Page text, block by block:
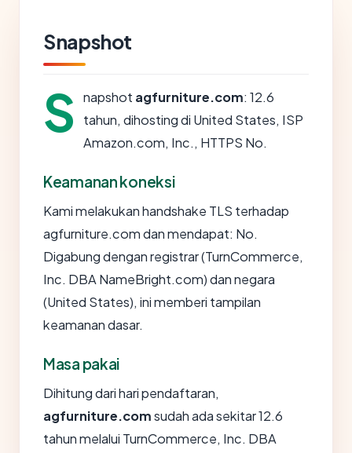
Snapshot
S napshot agfurniture.com: 12.6
tahun, dihosting di United States, ISP
Amazon.com, Inc., HTTPS No.
Keamanan koneksi
Kami melakukan handshake TLS terhadap
agfurniture.com dan mendapat: No.
Digabung dengan registrar (TurnCommerce,
Inc. DBA NameBright.com) dan negara
(United States), ini memberi tampilan
keamanan dasar.
Masa pakai
Dihitung dari hari pendaftaran,
agfurniture.comsudah ada sekitar 12.6
tahun melalui TurnCommerce, Inc. DBA